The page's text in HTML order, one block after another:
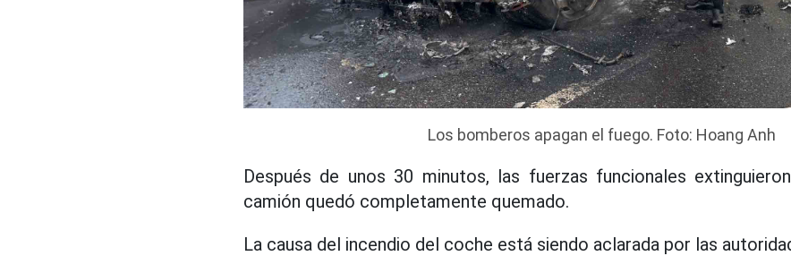
Los bomberos apagan el fuego. Foto: Hoang Anh
Después de unos 30 minutos, las fuerzas funcionales
camión quedó completamente quemado.
La causa del incendio del coche está siendo aclarada por las